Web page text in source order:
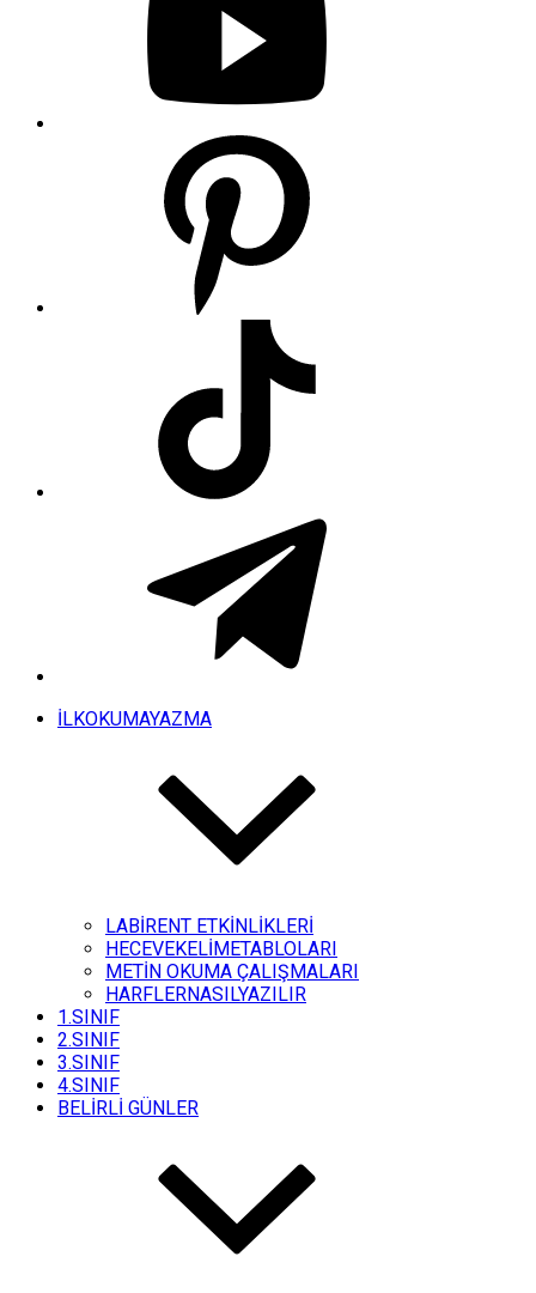
İLKOKUMAYAZMA
LABİRENT ETKİNLİKLERİ
HECEVEKELİMETABLOLARI
METİN OKUMA ÇALIŞMALARI
HARFLERNASILYAZILIR
1.SINIF
2.SINIF
3.SINIF
4.SINIF
BELİRLİ GÜNLER